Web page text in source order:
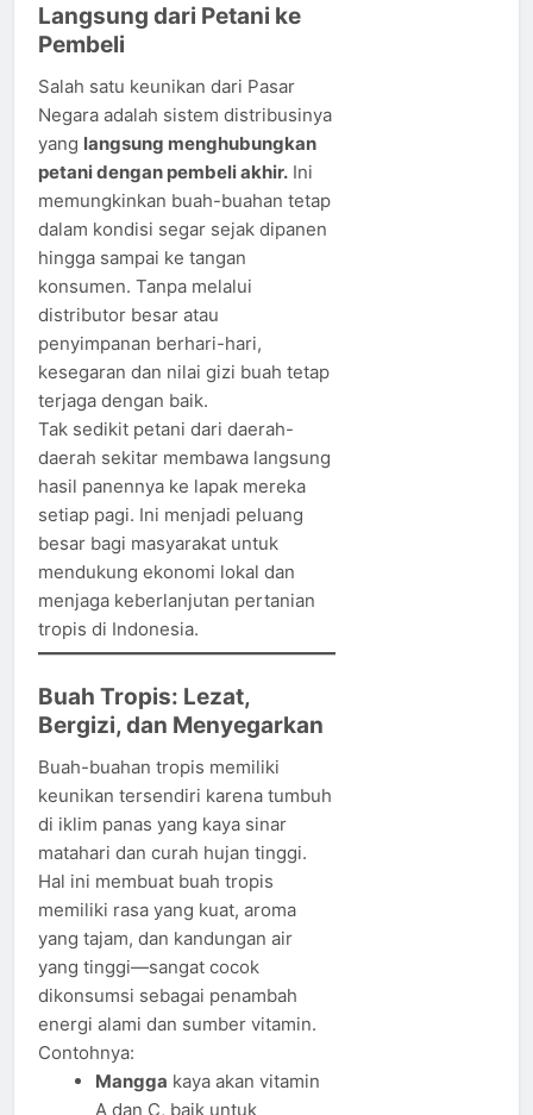
Langsung dari Petani ke
Pembeli
Salah satu keunikan dari Pasar
Negara adalah sistem distribusinya
yang langsung menghubungkan
petani dengan pembeli akhir. Ini
memungkinkan buah-buahan tetap
dalam kondisi segar sejak dipanen
hingga sampai ke tangan
konsumen. Tanpa melalui
distributor besar atau
penyimpanan berhari-hari,
kesegaran dan nilai gizi buah tetap
terjaga dengan baik.
Tak sedikit petani dari daerah-
daerah sekitar membawa langsung
hasil panennya ke lapak mereka
setiap pagi. Ini menjadi peluang
besar bagi masyarakat untuk
mendukung ekonomi lokal dan
menjaga keberlanjutan pertanian
tropis di Indonesia.
Buah Tropis: Lezat,
Bergizi, dan Menyegarkan
Buah-buahan tropis memiliki
keunikan tersendiri karena tumbuh
di iklim panas yang kaya sinar
matahari dan curah hujan tinggi.
Hal ini membuat buah tropis
memiliki rasa yang kuat, aroma
yang tajam, dan kandungan air
yang tinggi—sangat cocok
dikonsumsi sebagai penambah
energi alami dan sumber vitamin.
Contohnya:
Mangga kaya akan vitamin
A dan C, baik untuk